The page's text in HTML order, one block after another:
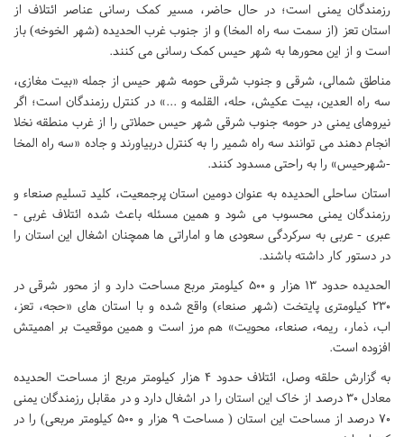
رزمندگان یمنی است؛ در حال حاضر، مسیر کمک رسانی عناصر ائتلاف از
استان تعز (از سمت سه راه المخا) و از جنوب غرب الحدیده (شهر الخوخه) باز
است و از این محورها به شهر حیس کمک رسانی می کنند.
مناطق شمالی، شرقی و جنوب شرقی حومه شهر حیس از جمله «بیت مغازی،
سه راه العدین، بیت عکیش، حله، القلمه و ...» در کنترل رزمندگان است؛ اگر
نیروهای یمنی در حومه جنوب شرقی شهر حیس حملاتی را از غرب منطقه نخلا
انجام دهند می توانند سه راه شمیر را به کنترل دربیاورند و جاده «سه راه المخا
-شهرحیس» را به راحتی مسدود کنند.
استان ساحلی الحدیده به عنوان دومین استان پرجمعیت، کلید تسلیم صنعاء و
رزمندگان یمنی محسوب می شود و همین مسئله باعث شده ائتلاف غربی -
عبری - عربی به سرکردگی سعودی ها و اماراتی ها همچنان اشغال این استان را
در دستور کار داشته باشند.
الحدیده حدود ۱۳ هزار و ۵۰۰ کیلومتر مربع مساحت دارد و از محور شرقی در
۲۳۰ کیلومتری پایتخت (شهر صنعاء) واقع شده و با استان های «حجه، تعز،
اب، ذمار، ریمه، صنعاء، محویت» هم مرز است و همین موقعیت بر اهمیتش
افزوده است.
به گزارش حلقه وصل، ائتلاف حدود ۴ هزار کیلومتر مربع از مساحت الحدیده
معادل 30 درصد از خاک این استان را در اشغال دارد و در مقابل رزمندگان یمنی
70 درصد از مساحت این استان ( مساحت 9 هزار و 500 کیلومتر مربعی) را در